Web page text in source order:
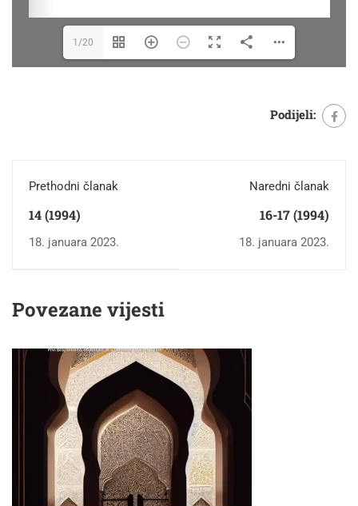
1/20
Podijeli:
Prethodni članak
14 (1994)
18. januara 2023.
Naredni članak
16-17 (1994)
18. januara 2023.
Povezane vijesti